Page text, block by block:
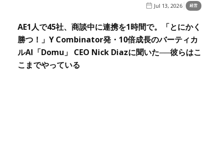
Jul 13, 2026 経営
AE1人で45社、商談中に連携を1時間で。「とにかく
勝つ！」Y Combinator発・10倍成長のバーティカ
ルAI「Domu」 CEO Nick Diazに聞いた──彼らはこ
こまでやっている